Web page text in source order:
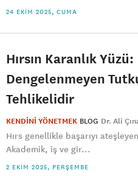
24 EKIM 2025, CUMA
Hırsın Karanlık Yüzü:
Dengelenmeyen
Tehlikelidir
KENDİNİ YÖNETMEK BLOG Dr. Ali
Hırs genellikle başarıyı
Akademik, iş ve gir...
2 EKIM 2025, PERŞEMBE